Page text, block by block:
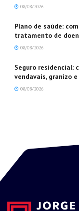
08/08/2026
Plano de saúde:
tratamento de
08/08/2026
Seguro residencial:
vendavais, granizo
08/08/2026